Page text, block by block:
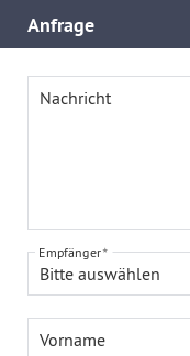
Anfrage
Nachricht
Bitte auswählen
Empfänger
Vorname